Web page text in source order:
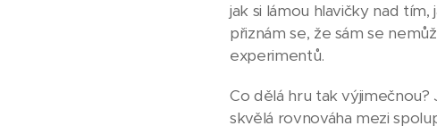
jak si lámou hlavičky nad
přiznám se, že sám se
experimentů.
Co dělá hru tak
skvělá rovnováha mezi